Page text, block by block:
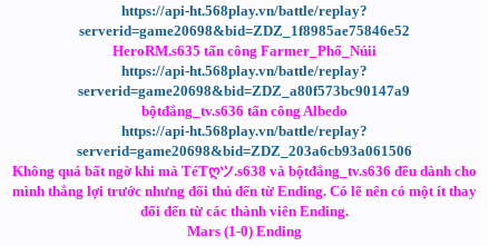
https://api-ht.568play.vn/battle/replay?
serverid=game20698&bid=ZDZ_1f8985ae75846e52
HeroRM.s635 tấn công Farmer_Phố_Núii
https://api-ht.568play.vn/battle/replay?
serverid=game20698&bid=ZDZ_a80f573bc90147a9
bộtđắng_tv.s636 tấn công Albedo
https://api-ht.568play.vn/battle/replay?
serverid=game20698&bid=ZDZ_203a6cb93a061506
Không quá bất ngờ khi mà TéTღツ.s638 và bộtđắng_tv.s636 đều dành cho
mình thắng lợi trước nhưng đối thủ đến từ Ending. Có lẽ nên có một ít thay
đổi đến từ các thành viên Ending.
Mars (1-0) Ending